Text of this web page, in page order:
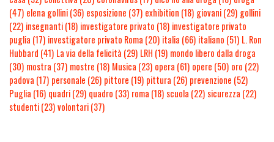
(47) elena gollini(36) esposizione (37) exhibition (18) giovani(29) gollini
(22) insegnanti(18) investigatore privato (18) investigatore privato
puglia (17) investigatore privato Roma (20) italia (66) italiano (51) L. Ron
Hubbard (41) La via della felicità (29) LRH (19) mondo libero dalla droga
(30) mostra (37) mostre (18) Musica (23) opera (61) opere (50) oro (22)
padova (17) personale (26) pittore (19) pittura (26) prevenzione (52)
Puglia (16) quadri(29) quadro (33) roma (18) scuola (22) sicurezza (22)
studenti(23)volontari(37)